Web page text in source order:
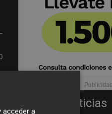
Últimas Noticias
acceder a